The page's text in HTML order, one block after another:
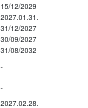
15/12/2029
2027.01.31.
31/12/2027
30/09/2027
31/08/2032
-
-
2027.02.28.